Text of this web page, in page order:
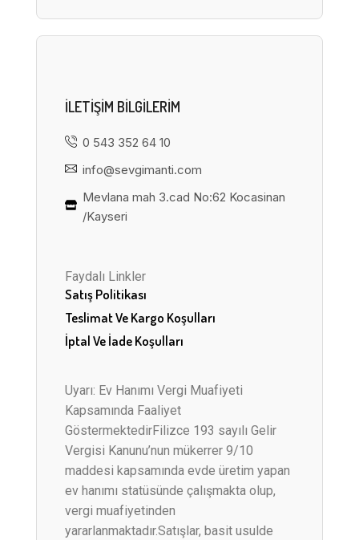
ILETIŞIM BILGILERIM
0 543 352 64 10
info@sevgimanti.com
Mevlana mah 3.cad No:62 Kocasinan
/Kayseri
Faydalı Linkler
Satış Politikası
Teslimat Ve Kargo Koşulları
İptal Ve İade Koşulları
Uyarı: Ev Hanımı Vergi Muafiyeti
Kapsamında Faaliyet
GöstermektedirFilizce 193 sayılı Gelir
Vergisi Kanunu’nun mükerrer 9/10
maddesi kapsamında evde üretim yapan
ev hanımı statüsünde çalışmakta olup,
vergi muafiyetinden
yararlanmaktadır.Satışlar, basit usulde